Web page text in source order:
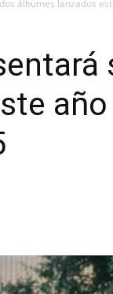
álbumes lanzados
año